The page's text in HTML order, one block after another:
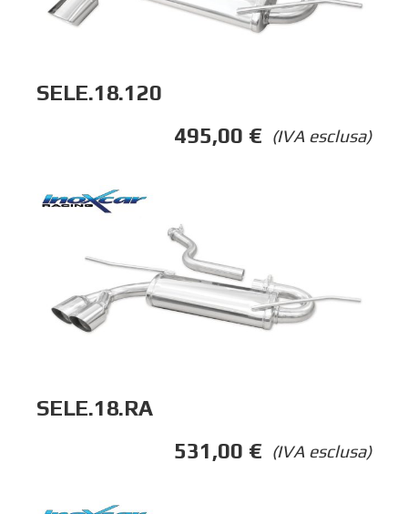
SELE.18.120
(IVA esclusa)
495,00 €
SELE.18.RA
(IVA esclusa)
531,00 €